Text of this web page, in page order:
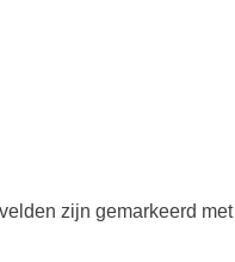
zijn gemarkeerd met